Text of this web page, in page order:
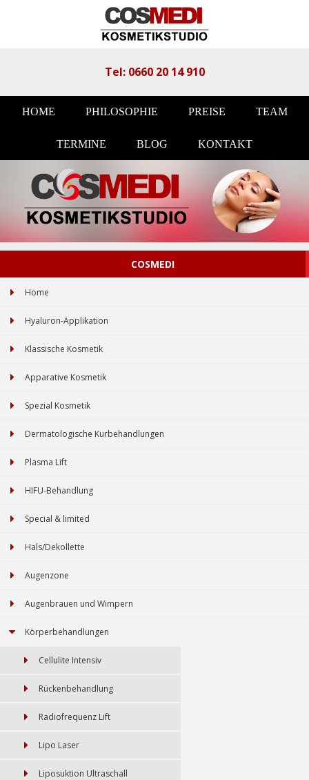
Tel: 0660 20 14 910
HOME PHILOSOPHIE PREISE TEAM
TERMINE BLOG KONTAKT
COSMEDI
Home
Hyaluron-Applikation
Klassische Kosmetik
Apparative Kosmetik
Spezial Kosmetik
Dermatologische Kurbehandlungen
Plasma Lift
HIFU-Behandlung
Special & limited
Hals/Dekollette
Augenzone
Augenbrauen und Wimpern
Körperbehandlungen
Cellulite Intensiv
Rückenbehandlung
Radiofrequenz Lift
Lipo Laser
Liposuktion Ultraschall